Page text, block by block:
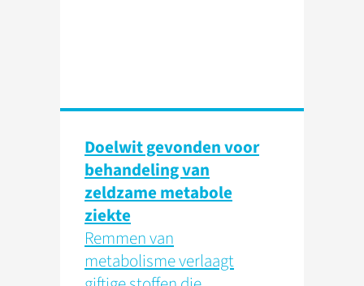
Doelwit gevonden voor
behandeling van
zeldzame metabole
ziekte
Remmen van
metabolisme verlaagt